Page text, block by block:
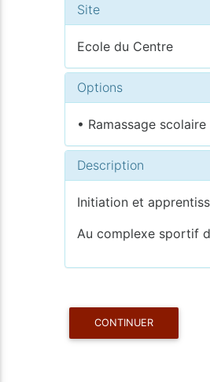
Site
Ecole du Centre
Options
• Ramassage
Description
Initiation et
Au complexe sportif
CONTINUER